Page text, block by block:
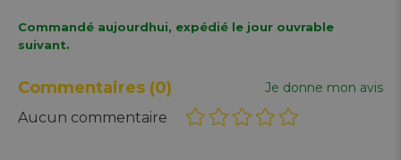
Commandé aujourdhui, expédié le jour ouvrable
suivant.
Commentaires (0) Je donne mon avis
Aucun commentaire